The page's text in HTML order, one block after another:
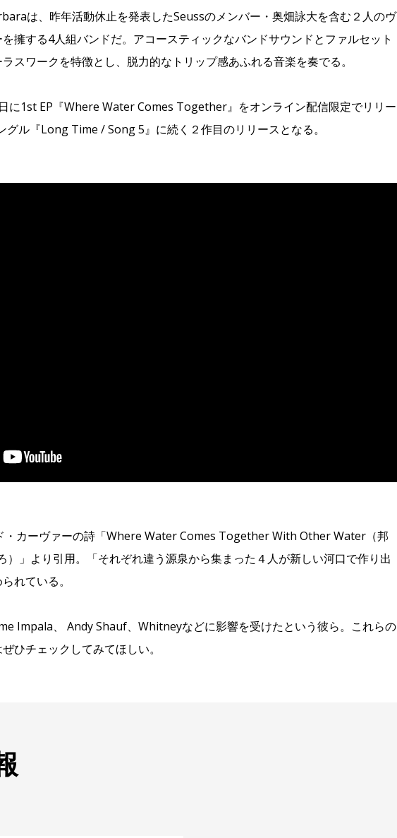
は、昨年活動休止を発表したSeussのメンバー・奥畑詠大を含む２人のヴ
擁する4人組バンドだ。アコースティックなバンドサウンドとファルセット
スワークを特徴とし、脱力的なトリップ感あふれる音楽を奏でる。
に1st EP『Where Water Comes Together』をオンライン配信限定でリリー
グル『Long Time / Song 5』に続く２作目のリリースとなる。
・カーヴァーの詩「Where Water Comes Together With Other Water（邦
）」より引用。「それぞれ違う源泉から集まった４人が新しい河口で作り出
れている。
Impala、 Andy Shauf、Whitneyなどに影響を受けたという彼ら。これらの
ひチェックしてみてほしい。